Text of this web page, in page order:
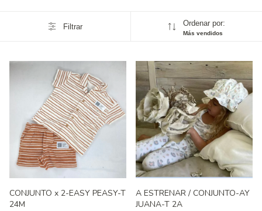
Filtrar Ordenar por:
Más vendidos
CONJUNTO x 2-EASY PEASY-T
24M
A ESTRENAR / CONJUNTO-AY
JUANA-T 2A